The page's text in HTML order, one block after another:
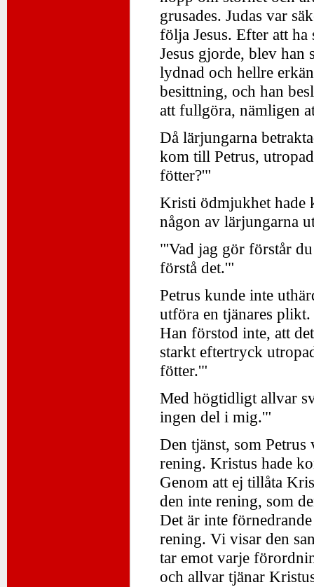
grusades. Judas var
följa Jesus. Efter att
Jesus gjorde, blev
lydnad och hellre
besittning, och han
att fullgöra, nämligen
Då lärjungarna
kom till Petrus,
fötter?'"
Kristi ödmjukhet hade
någon av lärjungarna
"'Vad jag gör förstår
förstå det.'"
Petrus kunde inte
utföra en tjänares
Han förstod inte, att
starkt eftertryck
fötter.'"
Med högtidligt allvar
ingen del i mig.'"
Den tjänst, som Petrus
rening. Kristus hade
Genom att ej tillåta
den inte rening, som
Det är inte
rening. Vi visar den
tar emot varje
och allvar tjänar